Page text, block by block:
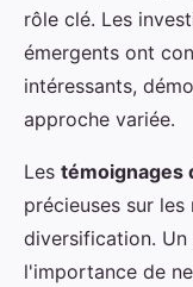
rôle clé. Les
émergents ont
intéressants,
approche variée.
Les témoignages
précieuses sur
diversification.
l'importance de